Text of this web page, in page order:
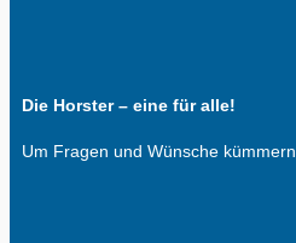
Die Horster – eine für alle!
Um Fragen und Wünsche